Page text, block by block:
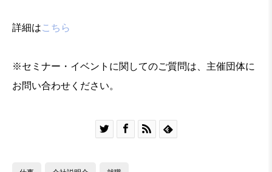
詳細はこちら
※セミナー・イベントに関してのご質問は、主催団体に
お問い合わせください。
   